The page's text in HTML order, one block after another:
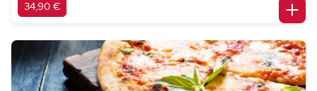
34,90 €